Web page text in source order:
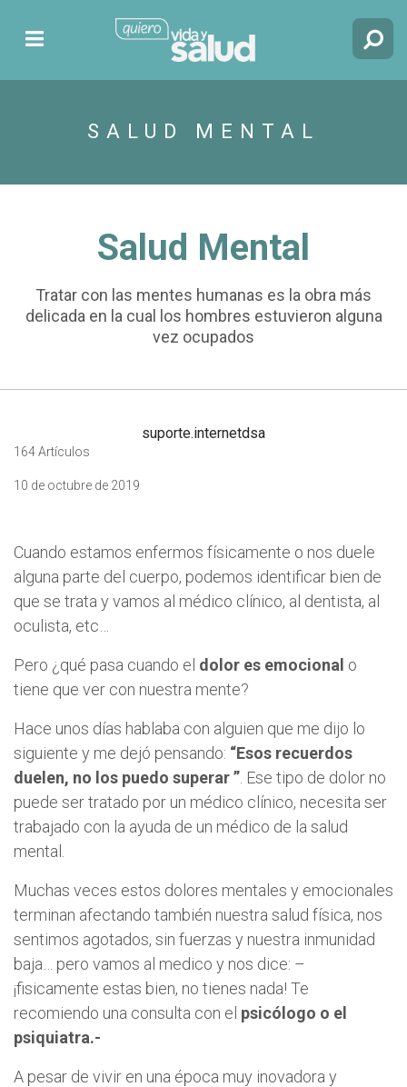
SALUD MENTAL
Salud Mental
Tratar con las mentes humanas es la obra más
delicada en la cual los hombres estuvieron alguna
vez ocupados
suporte.internetdsa
164 Artículos
10 de octubre de 2019
Cuando estamos enfermos físicamente o nos duele
alguna parte del cuerpo, podemos identificar bien de
que se trata y vamos al médico clínico, al dentista, al
oculista, etc…
Pero ¿qué pasa cuando el dolor es emocional o
tiene que ver con nuestra mente?
Hace unos días hablaba con alguien que me dijo lo
siguiente y me dejó pensando: “Esos recuerdos
duelen, no los puedo superar ” . Ese tipo de dolor no
puede ser tratado por un médico clínico, necesita ser
trabajado con la ayuda de un médico de la salud
mental.
Muchas veces estos dolores mentales y emocionales
terminan afectando también nuestra salud física, nos
sentimos agotados, sin fuerzas y nuestra inmunidad
baja… pero vamos al medico y nos dice: –
¡fisicamente estas bien, no tienes nada! Te
recomiendo una consulta con el psicólogo o el
psiquiatra.-
A pesar de vivir en una época muy inovadora y